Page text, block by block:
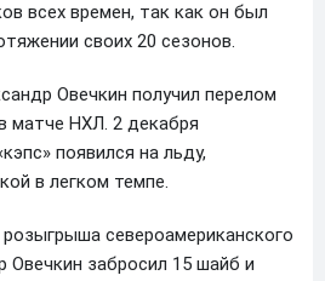
всех времен, так как он был
своих 20 сезонов.
Овечкин получил перелом
матче НХЛ. 2 декабря
появился на льду,
в легком темпе.
североамериканского
Овечкин забросил 15 шайб и